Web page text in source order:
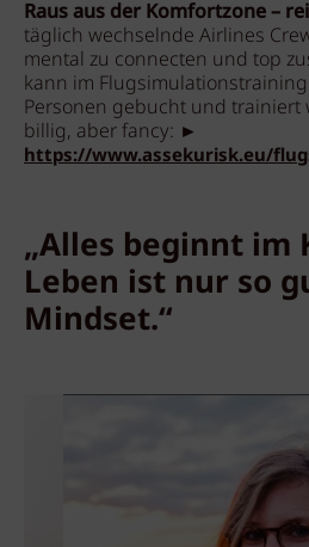
Raus aus der Komfortzone –
täglich wechselnde Airlines
mental zu connecten und top
kann im
Personen gebucht und trainiert
billig, aber fancy: ►
https://www.assekurisk.eu/
„Alles beginnt im
Leben ist nur so
Mindset.“